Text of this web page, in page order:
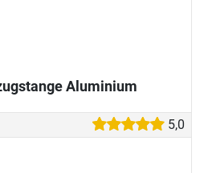
Aluminium
5,0